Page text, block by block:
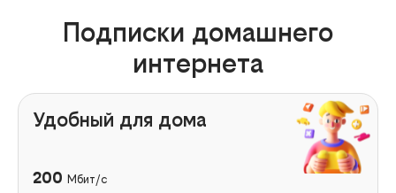
Подписки домашнего
интернета
Удобный для дома
200 Мбит/с